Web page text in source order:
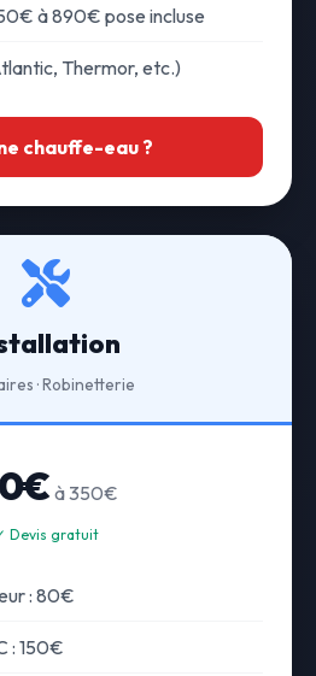
à 890€ pose incluse
Thermor, etc.)
chauffe-eau ?
· Robinetterie
à 350€
Devis gratuit
: 80€
: 150€